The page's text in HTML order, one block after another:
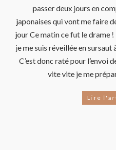
passer deux jours en
japonaises qui vont me faire
jour Ce matin ce fut le drame !
je me suis réveillée en
C’est donc raté pour l’envoi
vite vite je me
Lire